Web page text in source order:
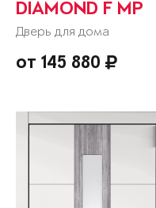
DIAMOND F MP
Дверь для дома
от 145 880